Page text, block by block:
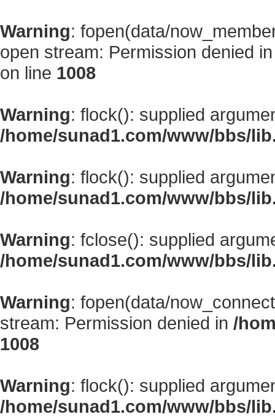
Warning: fopen(data/
open stream: Permission denied
on line 1008
Warning: flock(): supplied
/home/sunad1.com/www/bbs/
Warning: flock(): supplied
/home/sunad1.com/www/bbs/
Warning: fclose(): supplied
/home/sunad1.com/www/bbs/
Warning: fopen(data/
stream: Permission denied in /
1008
Warning: flock(): supplied
/home/sunad1.com/www/bbs/